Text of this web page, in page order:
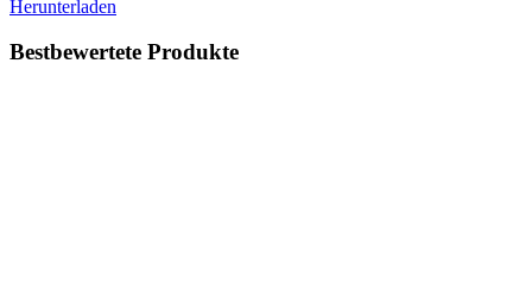
Herunterladen
Bestbewertete Produkte